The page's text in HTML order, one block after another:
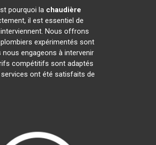
pourquoi la chaudière
il est essentiel de
interviennent. Nous offrons
expérimentés sont
nous engageons à intervenir
compétitifs sont adaptés
ont été satisfaits de